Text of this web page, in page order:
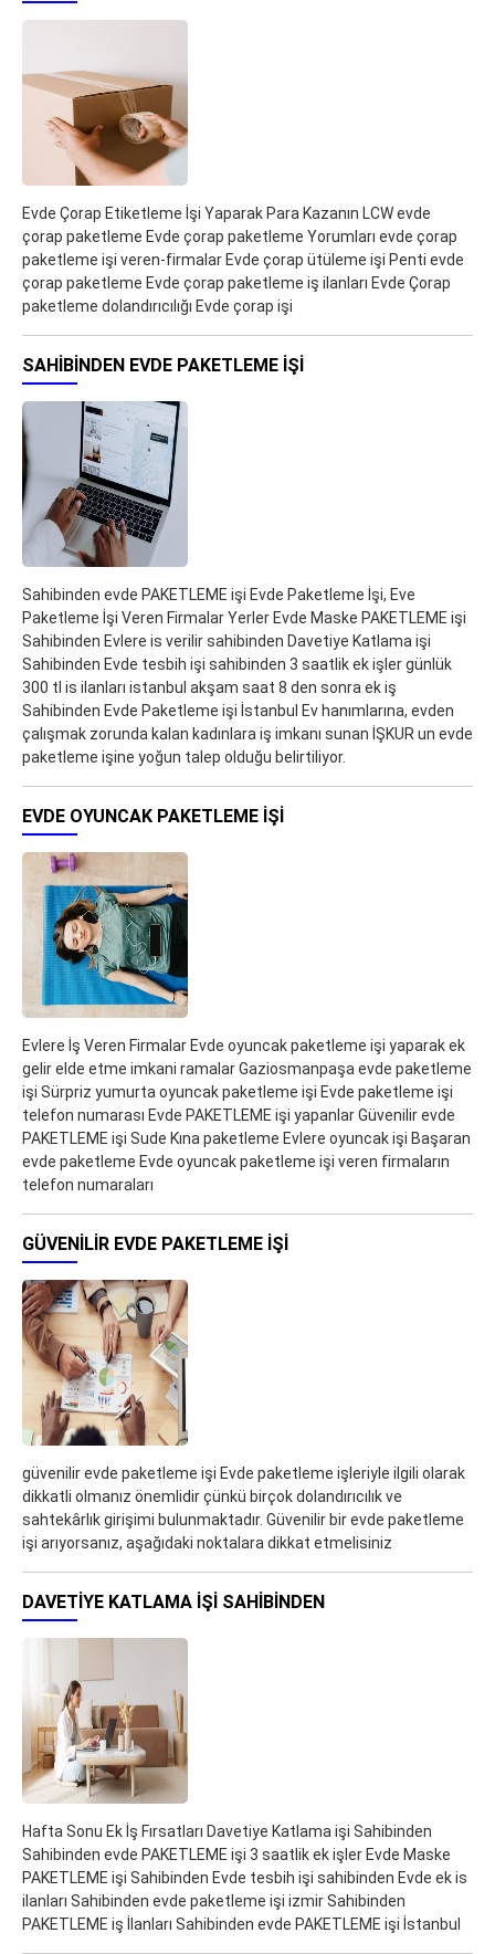
Evde Çorap Etiketleme İşi Yaparak Para Kazanın LCW evde
çorap paketleme Evde çorap paketleme Yorumları evde çorap
paketleme işi veren-firmalar Evde çorap ütüleme işi Penti evde
çorap paketleme Evde çorap paketleme iş ilanları Evde Çorap
paketleme dolandırıcılığı Evde çorap işi
SAHIBINDEN EVDE PAKETLEME IŞI
Sahibinden evde PAKETLEME işi Evde Paketleme İşi, Eve
Paketleme İşi Veren Firmalar Yerler Evde Maske PAKETLEME işi
Sahibinden Evlere is verilir sahibinden Davetiye Katlama işi
Sahibinden Evde tesbih işi sahibinden 3 saatlik ek işler günlük
300 tl is ilanları istanbul akşam saat 8 den sonra ek iş
Sahibinden Evde Paketleme işi İstanbul Ev hanımlarına, evden
çalışmak zorunda kalan kadınlara iş imkanı sunan İŞKUR un evde
paketleme işine yoğun talep olduğu belirtiliyor.
EVDE OYUNCAK PAKETLEME IŞI
Evlere İş Veren Firmalar Evde oyuncak paketleme işi yaparak ek
gelir elde etme imkani ramalar Gaziosmanpaşa evde paketleme
işi Sürpriz yumurta oyuncak paketleme işi Evde paketleme işi
telefon numarası Evde PAKETLEME işi yapanlar Güvenilir evde
PAKETLEME işi Sude Kına paketleme Evlere oyuncak işi Başaran
evde paketleme Evde oyuncak paketleme işi veren firmaların
telefon numaraları
GÜVENILIR EVDE PAKETLEME IŞI
güvenilir evde paketleme işi Evde paketleme işleriyle ilgili olarak
dikkatli olmanız önemlidir çünkü birçok dolandırıcılık ve
sahtekârlık girişimi bulunmaktadır. Güvenilir bir evde paketleme
işi arıyorsanız, aşağıdaki noktalara dikkat etmelisiniz
DAVETIYE KATLAMA IŞI SAHIBINDEN
Hafta Sonu Ek İş Fırsatları Davetiye Katlama işi Sahibinden
Sahibinden evde PAKETLEME işi 3 saatlik ek işler Evde Maske
PAKETLEME işi Sahibinden Evde tesbih işi sahibinden Evde ek is
ilanları Sahibinden evde paketleme işi izmir Sahibinden
PAKETLEME iş İlanları Sahibinden evde PAKETLEME işi İstanbul